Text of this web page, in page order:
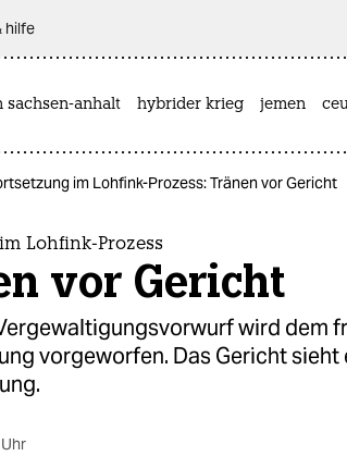
hilfe
sachsen-anhalt hybrider krieg jemen
im Lohfink-Prozess: Tränen vor Gericht
Lohfink-Prozess
vor Gericht
wird dem
vorgeworfen. Das Gericht